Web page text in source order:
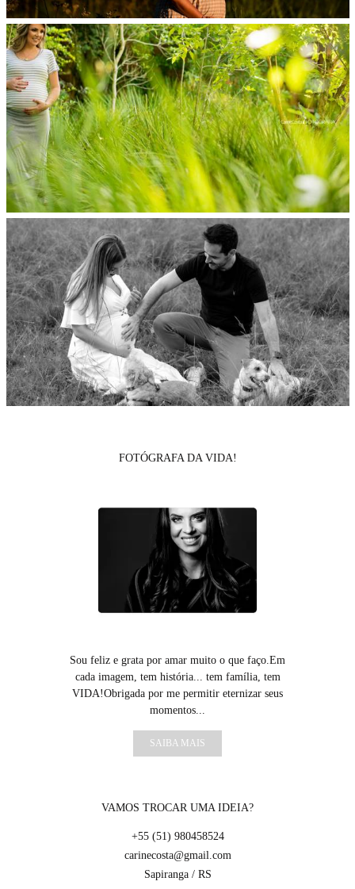
FOTÓGRAFA DA VIDA!
Sou feliz e grata por amar muito o que faço.Em
cada imagem, tem história... tem família, tem
VIDA!Obrigada por me permitir eternizar seus
momentos...
SAIBA MAIS
VAMOS TROCAR UMA IDEIA?
+55 (51) 980458524
carinecosta@gmail.com
Sapiranga / RS